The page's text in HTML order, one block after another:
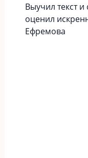
Выучил текст и
оценил
Ефремова